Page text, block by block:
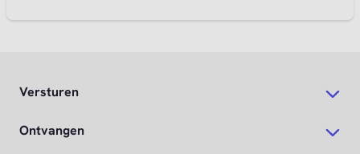
Versturen
Ontvangen